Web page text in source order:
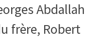
Abdallah
frère, Robert